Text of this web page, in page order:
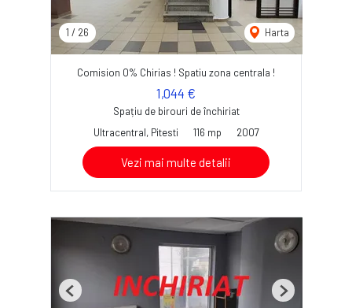
1 / 26 Harta
Comision 0% Chirias ! Spatiu zona centrala !
1,044 €
Spațiu de birouri de închiriat
Ultracentral, Pitesti
116 mp 2007
Vezi mai multe detalii
Previous Next